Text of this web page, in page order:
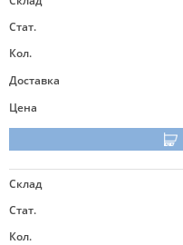
Стат.
Кол.
Доставка
Цена
Склад
Стат.
Кол.